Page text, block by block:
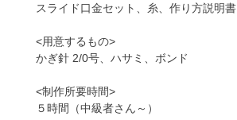
スライド口金セット、糸、作り方説明書
<用意するもの>
かぎ針 2/0号、ハサミ、ボンド
<制作所要時間>
５時間（中級者さん～）